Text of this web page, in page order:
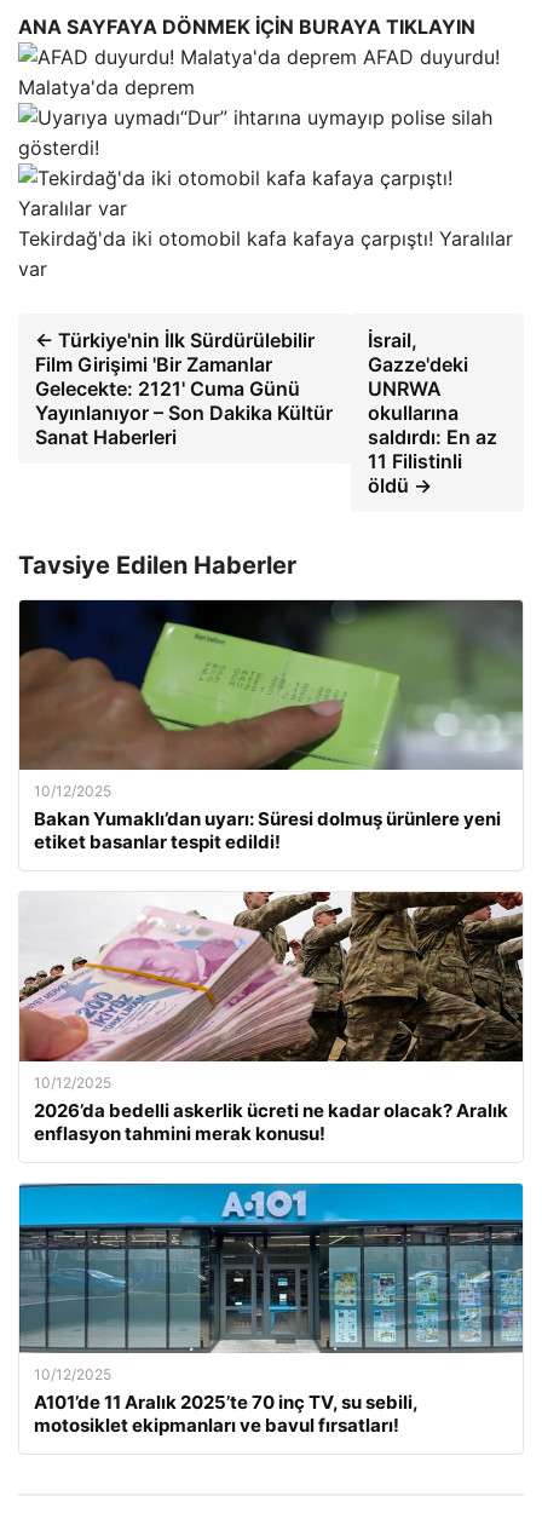
ANA SAYFAYA DÖNMEK İÇİN BURAYA TIKLAYIN
AFAD duyurdu!
Malatya'da deprem
“Dur” ihtarına uymayıp polise silah
gösterdi!
Tekirdağ'da iki otomobil kafa kafaya çarpıştı! Yaralılar
var
← Türkiye'nin İlk Sürdürülebilir
Film Girişimi 'Bir Zamanlar
Gelecekte: 2121' Cuma Günü
Yayınlanıyor – Son Dakika Kültür
Sanat Haberleri
İsrail,
Gazze'deki
UNRWA
okullarına
saldırdı: En az
11 Filistinli
öldü →
Tavsiye Edilen Haberler
10/12/2025
Bakan Yumaklı’dan uyarı: Süresi dolmuş ürünlere yeni
etiket basanlar tespit edildi!
10/12/2025
2026’da bedelli askerlik ücreti ne kadar olacak? Aralık
enflasyon tahmini merak konusu!
10/12/2025
A101’de 11 Aralık 2025’te 70 inç TV, su sebili,
motosiklet ekipmanları ve bavul fırsatları!